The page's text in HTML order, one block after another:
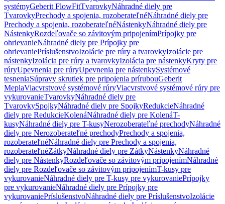
systémyGeberit FlowFitTvarovkyNáhradné diely pre
TvarovkyPrechody a spojenia, rozoberateľnéNáhradné diely pre
Prechody a spojenia, rozoberateľnéNástenkyNáhradné diely pre
NástenkyRozdeľovače so závitovým pripojenímPrípojky pre
ohrievanieNáhradné diely pre Prípojky pre
ohrievaniePríslušenstvoIzolácie pre rúry a tvarovkyIzolácie pre
nástenkyIzolácia pre rúry a tvarovkyIzolácia pre nástenkyKryty pre
rúryUpevnenia pre rúryUpevnenia pre nástenkySystémové
tesneniaSúpravy skrutiek pre pripojenia prírubouGeberit
MeplaViacvrstvové systémové rúryViacvrstvové systémové rúry pre
vykurovanieTvarovkyNáhradné diely pre
TvarovkySpojkyNáhradné diely pre SpojkyRedukcieNáhradné
diely pre RedukcieKolenáNáhradné diely pre KolenáT-
kusyNáhradné diely pre T-kusyNerozoberateľné prechodyNáhradné
diely pre Nerozoberateľné prechodyPrechody a spojenia,
rozoberateľnéNáhradné diely pre Prechody a spojenia,
rozoberateľnéZátkyNáhradné diely pre ZátkyNástenkyNáhradné
diely pre NástenkyRozdeľovače so závitovým pripojenímNáhradné
diely pre Rozdeľovače so závitovým pripojenímT-kusy pre
vykurovanieNáhradné diely pre T-kusy pre vykurovaniePrípojky
pre vykurovanieNáhradné diely pre Prípojky pre
vykurovaniePríslušenstvoNáhradné diely pre PríslušenstvoIzolácie